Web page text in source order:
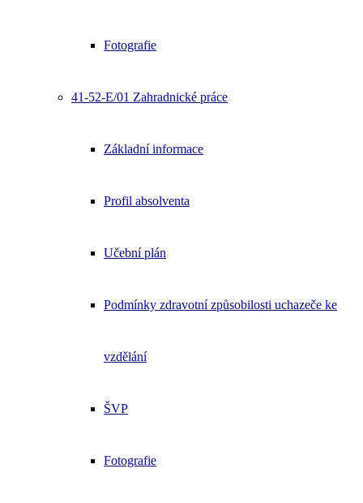
Fotografie
41-52-E/01 Zahradnické práce
Základní informace
Profil absolventa
Učební plán
Podmínky zdravotní způsobilosti uchazeče ke
vzdělání
ŠVP
Fotografie